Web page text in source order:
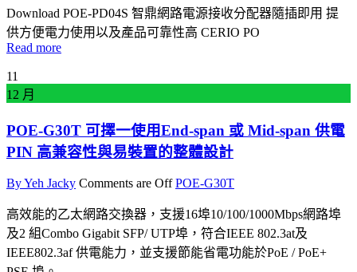
Download POE-PD04S 智鼎網路電源接收分配器隨插即用 提
供方便電力使用以及產品可靠性高 CERIO PO
Read more
11
12 月
POE-G30T 可擇一使用End-span 或 Mid-span 供電
PIN 高兼容性與易裝置的整體設計
By Yeh Jacky Comments are Off POE-G30T
高效能的乙太網路交換器，支援16埠10/100/1000Mbps網路埠
及2 組Combo Gigabit SFP/ UTP埠，符合IEEE 802.3at及
IEEE802.3af 供電能力，並支援節能省電功能於PoE / PoE+